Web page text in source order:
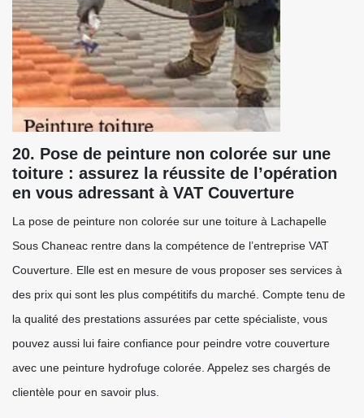
20. Pose de peinture non colorée sur une
toiture : assurez la réussite de l’opération
en vous adressant à VAT Couverture
La pose de peinture non colorée sur une toiture à Lachapelle
Sous Chaneac rentre dans la compétence de l’entreprise VAT
Couverture. Elle est en mesure de vous proposer ses services à
des prix qui sont les plus compétitifs du marché. Compte tenu de
la qualité des prestations assurées par cette spécialiste, vous
pouvez aussi lui faire confiance pour peindre votre couverture
avec une peinture hydrofuge colorée. Appelez ses chargés de
clientèle pour en savoir plus.